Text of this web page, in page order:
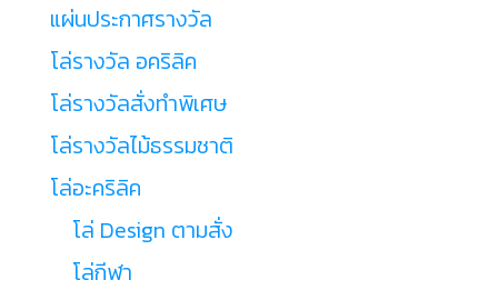
แผ่นประกาศรางวัล
โล่รางวัล อคริลิค
โล่รางวัลสั่งทำพิเศษ
โล่รางวัลไม้ธรรมชาติ
โล่อะคริลิค
โล่ Design ตามสั่ง
โล่กีฬา